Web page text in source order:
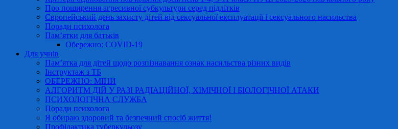
Про поширення агресивної субкультури серед підлітків
Європейський день захисту дітей від сексуальної експлуатації і сексуального насильства
Поради психолога
Пам’ятки для батьків
Обережно: COVID-19
Для учнів
Пам’ятка для дітей щодо розпізнавання ознак насильства різних видів
Інструктаж з ТБ
ОБЕРЕЖНО: МІНИ
АЛГОРИТМ ДІЙ У РАЗІ РАДІАЦІЙНОЇ, ХІМІЧНОЇ І БІОЛОГІЧНОЇ АТАКИ
ПСИХОЛОГІЧНА СЛУЖБА
Поради психолога
Я обираю здоровий та безпечний спосіб життя!
Профілактика туберкульозу